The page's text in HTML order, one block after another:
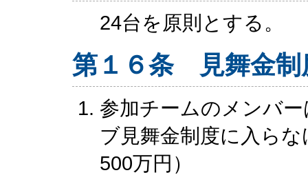
24台を原則とする。
第１６条 見舞金制
参加チームのメンバ
ブ見舞金制度に入ら
500万円）